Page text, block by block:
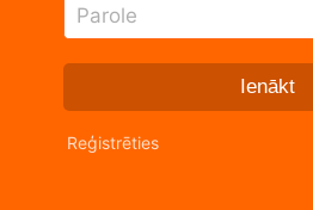
Parole
Ienākt
Reģistrēties